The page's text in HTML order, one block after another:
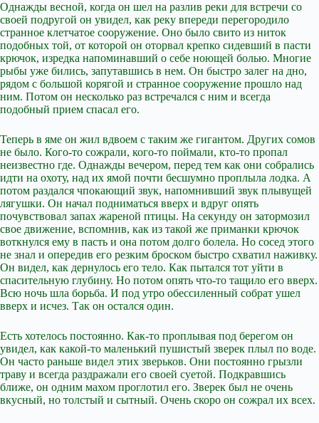
Однажды весной, когда он шел на разлив реки для встречи со
своей подругой он увидел, как реку впереди перегородило
странное клетчатое сооружение. Оно было свито из ниток
подобных той, от которой он оторвал крепко сидевший в пасти
крючок, изредка напоминавший о себе ноющей болью. Многие
рыбы уже бились, запутавшись в нем. Он быстро залег на дно,
рядом с большой корягой и странное сооружение прошло над
ним. Потом он несколько раз встречался с ним и всегда
подобный прием спасал его.
Теперь в яме он жил вдвоем с таким же гигантом. Других сомов
не было. Кого-то сожрали, кого-то поймали, кто-то пропал
неизвестно где. Однажды вечером, перед тем как они собрались
идти на охоту, над их ямой почти бесшумно проплыла лодка. А
потом раздался чпокающий звук, напомнивший звук плывущей
лягушки. Он начал подниматься вверх и вдруг опять
почувствовал запах жареной птицы. На секунду он затормозил
свое движение, вспомнив, как из такой же приманки крючок
воткнулся ему в пасть и она потом долго болела. Но сосед этого
не знал и опередив его резким броском быстро схватил наживку.
Он видел, как дернулось его тело. Как пытался тот уйти в
спасительную глубину. Но потом опять что-то тащило его вверх.
Всю ночь шла борьба. И под утро обессиленный собрат ушел
вверх и исчез. Так он остался один.
Есть хотелось постоянно. Как-то проплывая под берегом он
увидел, как какой-то маленький пушистый зверек плыл по воде.
Он часто раньше видел этих зверьков. Они постоянно грызли
траву и всегда раздражали его своей суетой. Подкравшись
ближе, он одним махом проглотил его. Зверек был не очень
вкусный, но толстый и сытный. Очень скоро он сожрал их всех.